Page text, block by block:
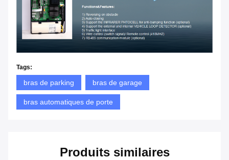
Tags:
bras de parking bras de garage
bras automatiques de porte
Produits similaires